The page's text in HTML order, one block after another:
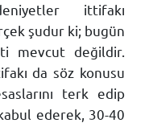
ittifakı
şudur ki; bugün
mevcut değildir.
da söz konusu
terk edip
ederek, 30-40